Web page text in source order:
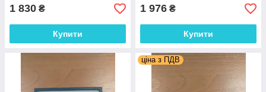
1 830 ₴
Купити
1 976 ₴
Купити
ціна з ПДВ